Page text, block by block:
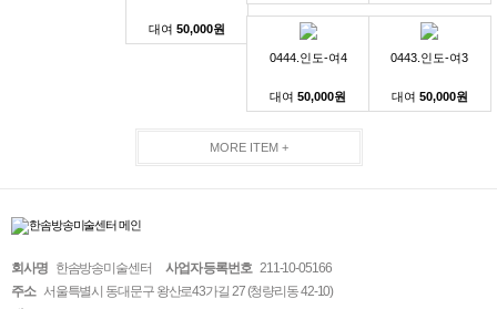
대여 50,000원
0444.인도-여4
대여50,000원
0443.인도-여3
대여 50,000원
MORE ITEM +
회사명 한솜방송미술센터 사업자 등록번호 211-10-05166
주소 서울특별시 동대문구 왕산로43가길 27 (청량리동 42-10)